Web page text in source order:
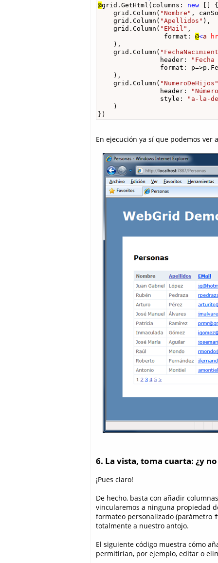
@grid.GetHtml(columns: new [] {
grid.Column( "Nombre" ,
grid.Column( "Apellidos" ),
grid.Column( "EMail" ,
format: @<a
),
grid.Column(
header:
format:
),
grid.Column( "NumeroDeHijos"
header:
style:
"a-la-
)
})
En ejecución ya sí que podemos ver
6. La vista, toma cuarta: ¿y
¡Pues claro!
De hecho, basta con añadir
vincularemos a ninguna propiedad
formateo personalizado (parámetro
totalmente a nuestro antojo.
El siguiente código muestra cómo
permitirían, por ejemplo, editar o